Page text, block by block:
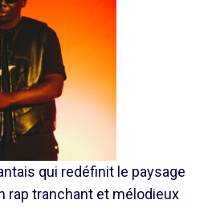
qui redéfinit le paysage
rap tranchant et mélodieux